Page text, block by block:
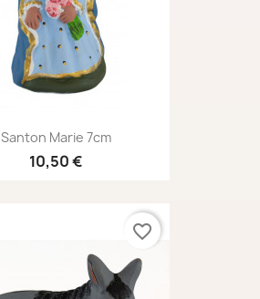
Santon Marie 7cm
10,50 €
favorite_border